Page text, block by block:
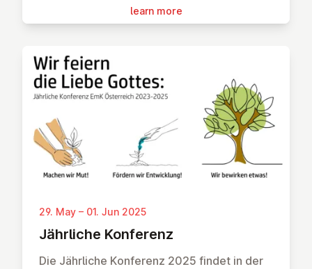
learn more
29. May – 01. Jun 2025
Jährliche Konferenz
Die Jährliche Konferenz 2025 findet in der